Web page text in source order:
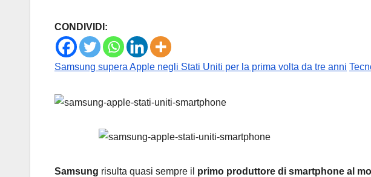
CONDIVIDI:
Samsung supera Apple negli Stati Uniti per la prima volta da tre anni
Samsung risulta quasi sempre il primo produttore di smartphone al